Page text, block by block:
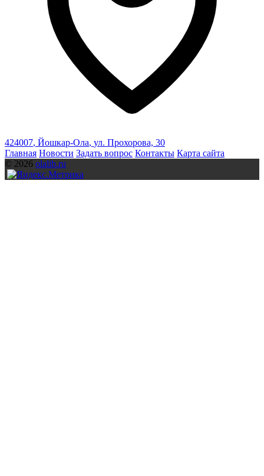
424007, Йошкар-Ола, ул. Прохорова, 30
Главная Новости Задать вопрос Контакты Карта сайта
© 2026 olalib.ru